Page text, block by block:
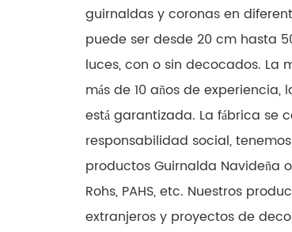
guirnaldas y coronas en
puede ser desde 20 cm hasta
luces, con o sin decocados. La
más de 10 años de
está garantizada. La fábrica se
responsabilidad social,
productos Guirnalda Navideña
Rohs, PAHS, etc. Nuestros
extranjeros y proyectos de